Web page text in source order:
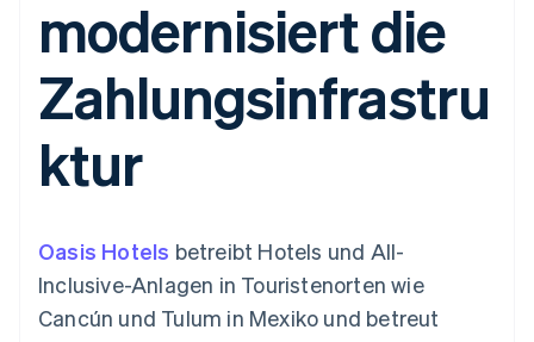
Zugriff auf mehr als
125
Zahlungen vor Ort
Authorization
Optimierung der
Autorisierungsraten
Bezahlvorgang
Connections
Verbundene
Datensynchronisierung
Geldmanagement
Plattformen
SaaS
Gaming
Freizeit
Versicherungen
Marktplatz auf
Grundlagen der
Abonnementverwaltung
So setzen Sie
nutzungsbasierte
Verwaltung von
Diensten mit Agenten
Produkt-Roadmap
Stripe Sessions
Newsroom
Stripe Press
Sales-Team
kontaktieren
Partner werden
modernisiert die
Zahlungsinfrastru
ktur
Oasis Hotels betreibt Hotels und All-
Inclusive-Anlagen in Touristenorten wie
Cancún und Tulum in Mexiko und betreut